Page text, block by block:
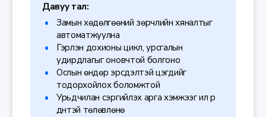
Давуу тал:
Замын хөдөлгөөний зөрчлийн хяналтыг
автоматжуулна
Гэрлэн дохионы цикл, урсгалын
удирдлагыг оновчтой болгоно
Ослын өндөр эрсдэлтэй цэгүүдийг
тодорхойлох боломжтой
Урьдчилан сэргийлэх арга хэмжээг илүү үр
дүнтэй төлөвлөнө